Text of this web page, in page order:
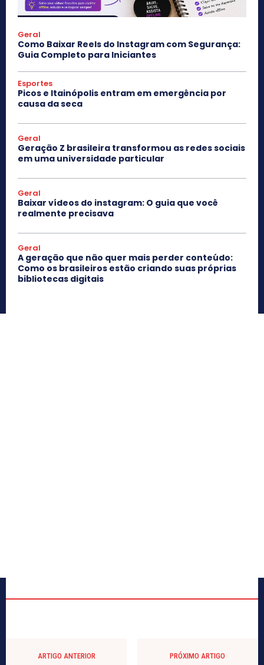
Geral
Como Baixar Reels do Instagram com Segurança:
Guia Completo para Iniciantes
Esportes
Picos e Itainópolis entram em emergência por
causa da seca
Geral
Geração Z brasileira transformou as redes sociais
em uma universidade particular
Geral
Baixar vídeos do instagram: O guia que você
realmente precisava
Geral
A geração que não quer mais perder conteúdo:
Como os brasileiros estão criando suas próprias
bibliotecas digitais
ARTIGO ANTERIOR PRÓXIMO ARTIGO